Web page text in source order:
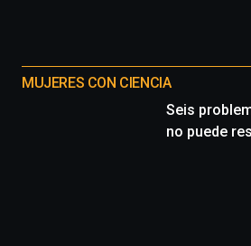
MUJERES CON CIENCIA
Seis
no puede